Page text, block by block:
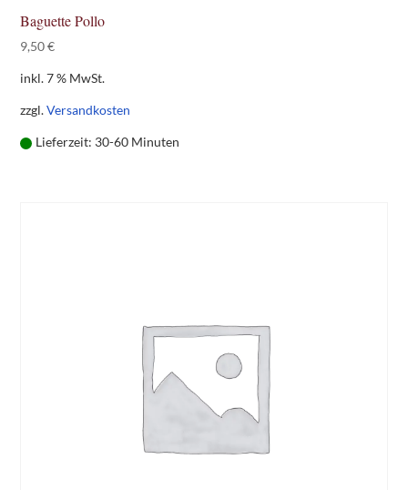
Baguette Pollo
9,50€
inkl. 7 % MwSt.
zzgl.Versandkosten
Lieferzeit: 30-60 Minuten